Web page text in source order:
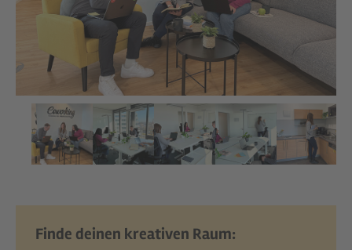
Finde deinen kreativen Raum: